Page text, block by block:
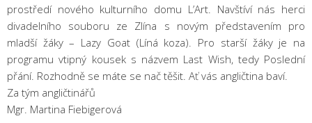
prostředí nového kulturního domu L’Art. Navštíví nás herci
divadelního souboru ze Zlína s novým představením pro
mladší žáky – Lazy Goat (Líná koza). Pro starší žáky je na
programu vtipný kousek s názvem Last Wish, tedy Poslední
přání. Rozhodně se máte se nač těšit. Ať vás angličtina baví.
Za tým angličtinářů
Mgr. Martina Fiebigerová